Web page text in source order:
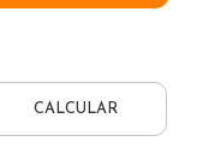
CALCULAR